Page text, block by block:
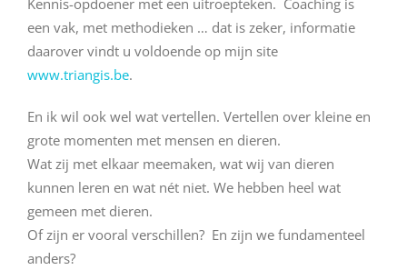
een vak, met methodieken … dat is zeker, informatie
daarover vindt u voldoende op mijn site
www.triangis.be.
En ik wil ook wel wat vertellen. Vertellen over kleine en
grote momenten met mensen en dieren.
Wat zij met elkaar meemaken, wat wij van dieren
kunnen leren en wat nét niet. We hebben heel wat
gemeen met dieren.
Of zijn er vooral verschillen? En zijn we fundamenteel
anders?